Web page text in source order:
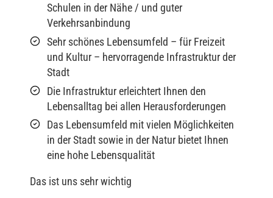
Schulen in der Nähe / und guter
Verkehrsanbindung
Sehr schönes Lebensumfeld – für Freizeit
und Kultur – hervorragende Infrastruktur der
Stadt
Die Infrastruktur erleichtert Ihnen den
Lebensalltag bei allen Herausforderungen
Das Lebensumfeld mit vielen Möglichkeiten
in der Stadt sowie in der Natur bietet Ihnen
eine hohe Lebensqualität
Das ist uns sehr wichtig